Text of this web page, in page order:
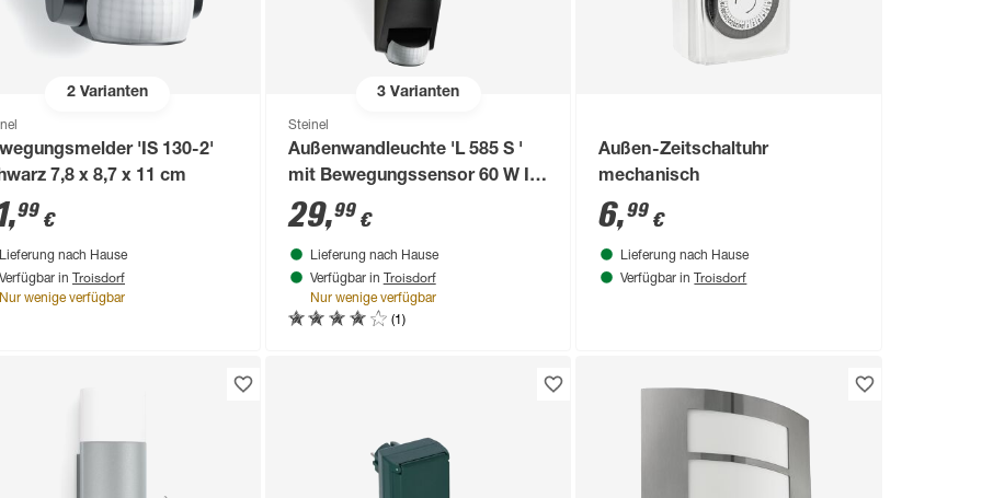
2Varianten
'IS 130-2'
7,8 x 8,7 x 11 cm
,99 €
Lieferung nach Hause
Verfügbar in Troisdorf
Nur wenige verfügbar
3 Varianten
Steinel
Außenwandleuchte 'L 585 S '
mit Bewegungssensor 60 W IP
44 21,5 x 31,2 cm
29,99€
Lieferung nach Hause
Verfügbar in Troisdorf
Nur wenige verfügbar
(1)
Außen-Zeitschaltuhr
mechanisch
6,99 €
Lieferung nach Hause
Verfügbar in Troisdorf